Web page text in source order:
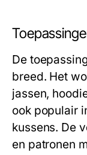
De
breed. Het
jassen,
ook populair
kussens. De
en patronen